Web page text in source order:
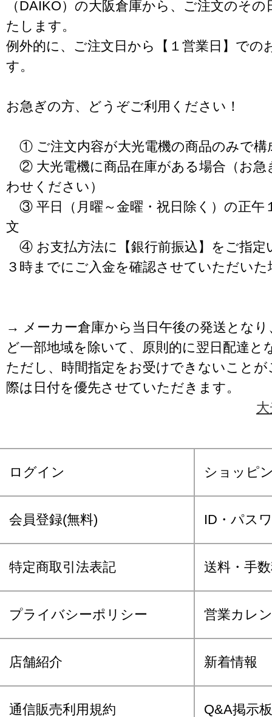
（DAIKO）の大阪倉庫から、ご注文のそ
たします。
例外的に、ご注文日から【１営業日】での
す。
お急ぎの方、どうぞご利用ください！
① ご注文内容が大光電機の商品のみで構
② 大光電機に商品在庫がある場合（お急
わせください）
③ 平日（月曜～金曜・祝日除く）の正午
文
④ お支払方法に【銀行前振込】をご指定
３時までにご入金を確認させていただいた
→ メーカー倉庫から当日午後の発送となり
ど一部地域を除いて、原則的に翌日配達と
ただし、時間指定をお受けできないこと
際は日付を優先させていただきます。
ログイン ショッピ
会員登録(無料) ID・パス
特定商取引法表記 送料・手
プライバシーポリシー 営業カレ
店舗紹介 新着情報
通信販売利用規約 Q&A掲示板